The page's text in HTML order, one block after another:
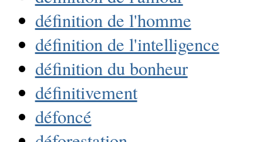
définition de l'homme
définition de l'intelligence
définition du bonheur
définitivement
défoncé